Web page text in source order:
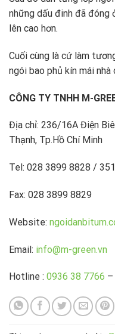
những dấu đinh đã
lên cao hơn.
Cuối cùng là cứ làm
ngói bao phủ kín mái nhà
CÔNG TY TNHH M-
Địa chỉ: 236/16A Điện
Thạnh, Tp.Hồ Chí Minh
Tel: 028 3899 8828 /
Fax: 028 3899 8829
Website:
Email: info@m-green.vn
Hotline : 0936 38 7766 –